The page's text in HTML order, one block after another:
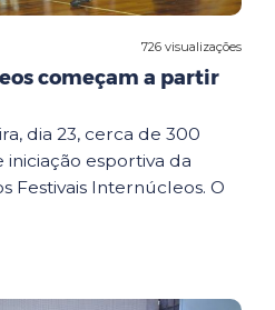
726 visualizações
começam a partir
dia 23, cerca de 300
esportiva da
Festivais Internúcleos. O